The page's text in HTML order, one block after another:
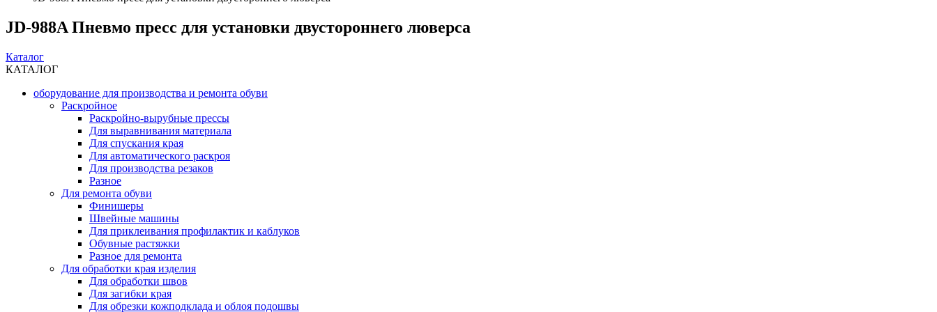
JD-988A Пневмо пресс для установки двустороннего люверса
Каталог
КАТАЛОГ
оборудование для производства и ремонта обуви
Раскройное
Раскройно-вырубные прессы
Для выравнивания материала
Для спускания края
Для автоматического раскроя
Для производства резаков
Разное
Для ремонта обуви
Финишеры
Швейные машины
Для приклеивания профилактик и каблуков
Обувные растяжки
Разное для ремонта
Для обработки края изделия
Для обработки швов
Для загибки края
Для обрезки кожподклада и облоя подошвы